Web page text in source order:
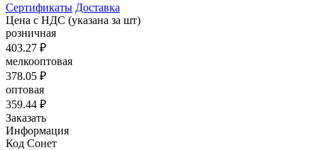
Сертификаты Доставка
Цена с НДС (указана за шт)
розничная
403.27 ₽
мелкооптовая
378.05 ₽
оптовая
359.44 ₽
Заказать
Информация
Код Сонет